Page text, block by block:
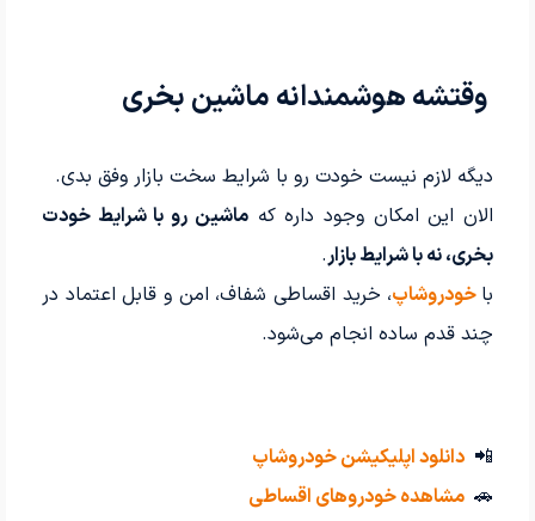
وقتشه هوشمندانه ماشین بخری
دیگه لازم نیست خودت رو با شرایط سخت بازار وفق بدی.
الان این امکان وجود داره کهماشین رو با شرایط خودت
بخری، نه با شرایط بازار.
با خودروشاپ، خرید اقساطی شفاف، امن و قابل اعتماد در
چند قدم ساده انجام می‌شود.
📲 دانلود اپلیکیشن خودروشاپ
🚗 مشاهده خودروهای اقساطی